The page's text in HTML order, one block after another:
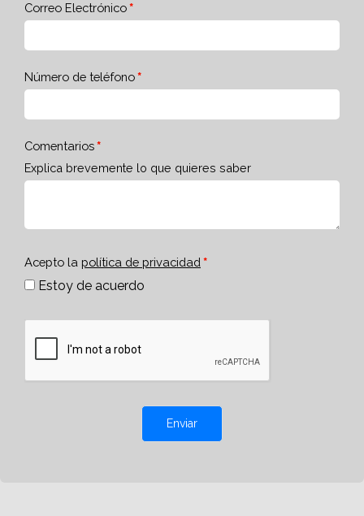
Correo Electrónico
Número de teléfono
Comentarios
Explica brevemente lo que quieres saber
Acepto la política de privacidad
Estoy de acuerdo
Enviar